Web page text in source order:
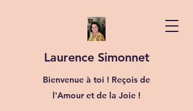
Laurence Simonnet
Bienvenue à toi ! Reçois de
l'Amour et de la Joie !